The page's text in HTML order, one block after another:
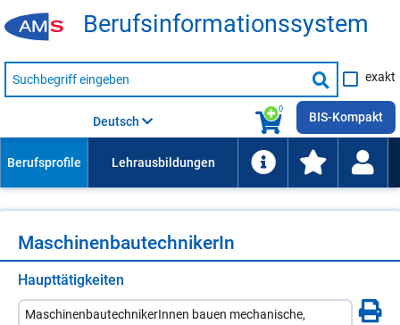
Be­rufs­in­for­ma­ti­ons­sys­tem
Suche
nach
Suche
starten
exakt
0
Deutsch BIS-Kompakt
Ma­schi­nen­bau­tech­ni­ke­rIn
Haupttätigkeiten
MaschinenbautechnikerInnen bauen mechanische,